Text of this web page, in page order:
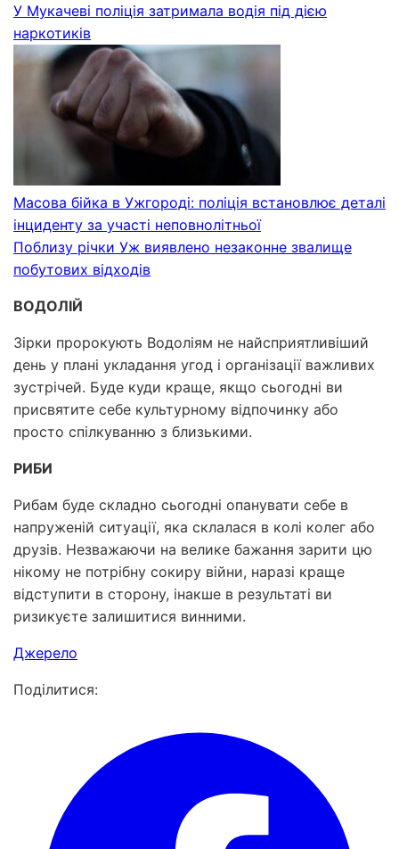
У Мукачеві поліція затримала водія під дією
наркотиків
Масова бійка в Ужгороді: поліція встановлює деталі
інциденту за участі неповнолітньої
Поблизу річки Уж виявлено незаконне звалище
побутових відходів
ВОДОЛІЙ
Зірки пророкують Водоліям не найсприятливіший
день у плані укладання угод і організації важливих
зустрічей. Буде куди краще, якщо сьогодні ви
присвятите себе культурному відпочинку або
просто спілкуванню з близькими.
РИБИ
Рибам буде складно сьогодні опанувати себе в
напруженій ситуації, яка склалася в колі колег або
друзів. Незважаючи на велике бажання зарити цю
нікому не потрібну сокиру війни, наразі краще
відступити в сторону, інакше в результаті ви
ризикуєте залишитися винними.
Джерело
Поділитися: